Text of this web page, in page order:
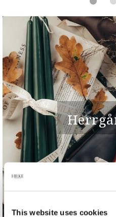
This website uses cookies